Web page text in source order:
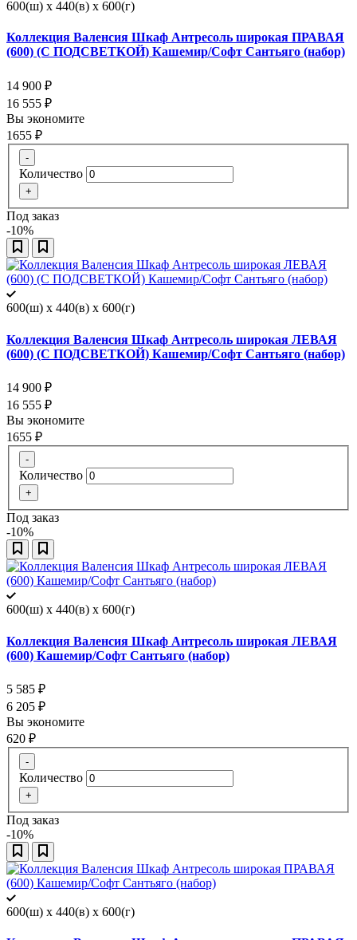
600(ш) x 440(в) x 600(г)
Коллекция Валенсия Шкаф Антресоль широкая ПРАВАЯ
(600) (С ПОДСВЕТКОЙ) Кашемир/Софт Сантьяго (набор)
14 900 ₽
16 555 ₽
Вы экономите
1655 ₽
-
Количество
+
Под заказ
-10%
600(ш) x 440(в) x 600(г)
Коллекция Валенсия Шкаф Антресоль широкая ЛЕВАЯ
(600) (С ПОДСВЕТКОЙ) Кашемир/Софт Сантьяго (набор)
14 900 ₽
16 555 ₽
Вы экономите
1655 ₽
-
Количество
+
Под заказ
-10%
600(ш) x 440(в) x 600(г)
Коллекция Валенсия Шкаф Антресоль широкая ЛЕВАЯ
(600) Кашемир/Софт Сантьяго (набор)
5 585 ₽
6 205 ₽
Вы экономите
620 ₽
-
Количество
+
Под заказ
-10%
600(ш) x 440(в) x 600(г)